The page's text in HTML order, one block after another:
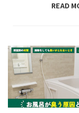
READ